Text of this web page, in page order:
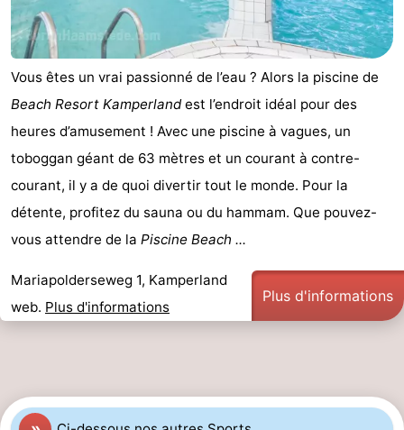
Observation
des
phoques
Boire
et
manger
Événements
Pratiques
Forum
Route
Stationnement
Courtier
Hollande-
Vous êtes un vrai passionné de l’eau ? Alors la piscine de
Beach Resort Kamperlandest l’endroit idéal pour des
heures d’amusement ! Avec une piscine à vagues, un
toboggan géant de 63 mètres et un courant à contre-
courant, il y a de quoi divertir tout le monde. Pour la
détente, profitez du sauna ou du hammam. Que pouvez-
vous attendre de la Piscine Beach ...
Mariapolderseweg 1, Kamperland
web. Plus d'informations
Plus d'informations